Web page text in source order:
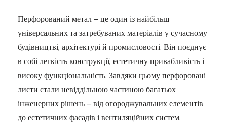
Перфорований метал — це один із найбільш
універсальних та затребуваних матеріалів у сучасному
будівництві, архітектурі й промисловості. Він поєднує
в собі легкість конструкції, естетичну привабливість і
високу функціональність. Завдяки цьому перфоровані
листи стали невіддільною частиною багатьох
інженерних рішень — від огороджувальних елементів
до естетичних фасадів і вентиляційних систем.